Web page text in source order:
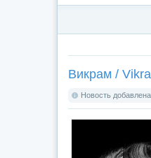
Викрам /
Новость